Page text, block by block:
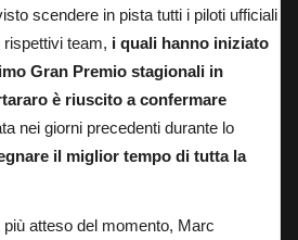
scendere in pista tutti i piloti ufficiali
team, i quali hanno iniziato
Gran Premio stagionali in
è riuscito a confermare
nei giorni precedenti durante lo
il miglior tempo di tutta la
più atteso del momento, Marc